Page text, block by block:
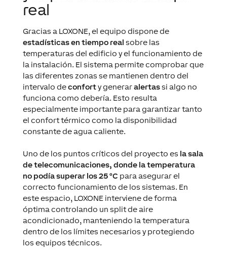
real
Gracias a LOXONE, el equipo dispone de
estadísticas en tiempo real sobre las
temperaturas del edificio y el funcionamiento de
la instalación. El sistema permite comprobar que
las diferentes zonas se mantienen dentro del
intervalo deconforty generaralertassi algo no
funciona como debería. Esto resulta
especialmente importante para garantizar tanto
el confort térmico como la disponibilidad
constante de agua caliente.
Uno de los puntos críticos del proyecto es la sala
de telecomunicaciones, donde la temperatura
no podía superar los 25 °C para asegurar el
correcto funcionamiento de los sistemas. En
este espacio, LOXONE interviene de forma
óptima controlando un split de aire
acondicionado, manteniendo la temperatura
dentro de los límites necesarios y protegiendo
los equipos técnicos.